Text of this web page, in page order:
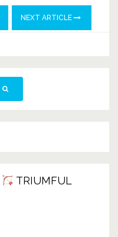
NEXT ARTICLE
TRIUMFUL